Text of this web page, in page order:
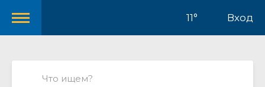
11° Вход